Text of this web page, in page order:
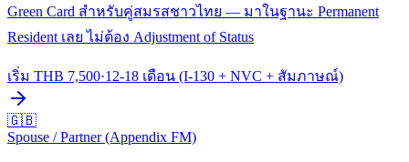
Green Card สำหรับคู่สมรสชาวไทย — มาในฐานะ Permanent
Resident เลย ไม่ต้อง Adjustment of Status
เริ่ม THB 7,500·12-18 เดือน (I-130 + NVC + สัมภาษณ์)
🇬🇧
Spouse / Partner (Appendix FM)